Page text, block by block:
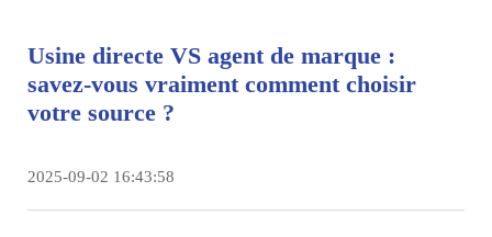
Usine directe VS agent de marque :
savez-vous vraiment comment choisir
votre source ?
2025-09-02 16:43:58